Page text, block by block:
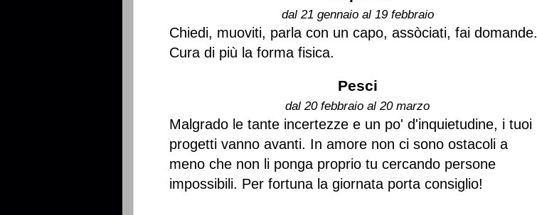
dal 21 gennaio al 19 febbraio
Chiedi, muoviti, parla con un capo, assòciati, fai domande.
Cura di più la forma fisica.
Pesci
dal 20 febbraio al 20 marzo
Malgrado le tante incertezze e un po' d'inquietudine, i tuoi
progetti vanno avanti. In amore non ci sono ostacoli a
meno che non li ponga proprio tu cercando persone
impossibili. Per fortuna la giornata porta consiglio!